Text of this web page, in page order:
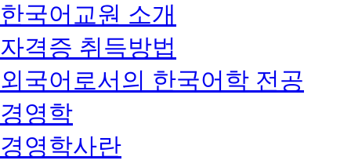
한국어교원 소개
자격증 취득방법
외국어로서의 한국어학 전공
경영학
경영학사란